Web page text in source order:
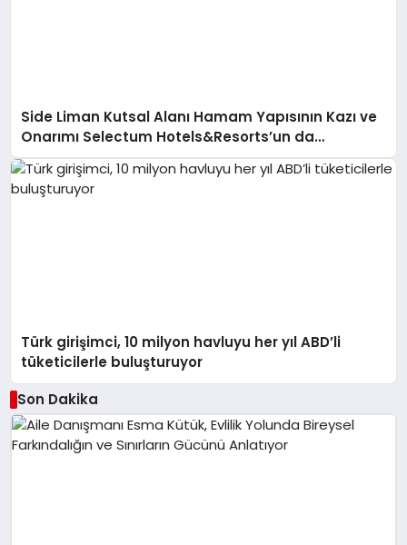
Side Liman Kutsal Alanı Hamam Yapısının Kazı ve
Onarımı Selectum Hotels&Resorts’un da
Katkılarıyla Tamamlandı
Türk girişimci, 10 milyon havluyu her yıl ABD’li
tüketicilerle buluşturuyor
Son Dakika